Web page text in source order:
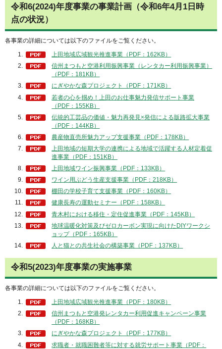
令和6(2024)年度事業の事業計画（令和6年4月1日時
点の状況）
各事業の詳細については以下のファイルをご覧ください。
上田地域広域観光推進事業（PDF：162KB）
信州まつもと空港利用振興事業（レンタカー利用振興事業）
（PDF：181KB）
にぎやかな森プロジェクト（PDF：171KB）
若者の心を掴め！上田のお仕事魅力発信サポート事業
（PDF：155KB）
伝統的工芸品の価値・魅力再発見×発信による販路拡大事業
（PDF：144KB）
農産物直売所魅力アップ支援事業（PDF：178KB）
上田地域の短期大学の連携による地域で活躍する人材定着促
進事業（PDF：151KB）
上田地域ワイン振興事業（PDF：133KB）
ワイン用ぶどう生産支援事業（PDF：218KB）
棚田の学校子育て支援事業（PDF：160KB）
健康長寿の運動セミナー（PDF：158KB）
青木村における移住・定住促進事業（PDF：145KB）
地球温暖化対策及びゼロカーボン実現に向けたDIYワークシ
ョップ（PDF：165KB）
人と猫との共生社会の構築事業（PDF：137KB）
令和5(2023)年度事業の実施事業
各事業の詳細については以下のファイルをご覧ください。
上田地域広域観光推進事業（PDF：180KB）
信州まつもと空港発レンタカー利用促進キャンペーン事業
（PDF：168KB）
にぎやかな森プロジェクト（PDF：177KB）
求職者・就職困難者等に対する就労サポート事業（PDF：